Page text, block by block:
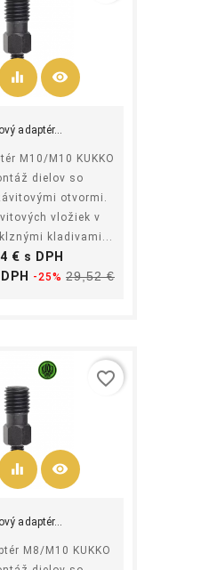
Kúpiť
equalizer visibility
adaptér...
M10/M10 KUKKO
dielov so
otvormi.
vložiek v
kladivami...
€ s DPH
Základná
-25% 29,52 €Cena
Kúpiť
equalizer visibility
adaptér...
M8/M10 KUKKO
favorite_border